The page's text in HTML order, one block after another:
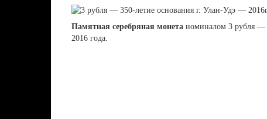
Памятная серебряная монета номиналом 3 рубля —
2016 года.